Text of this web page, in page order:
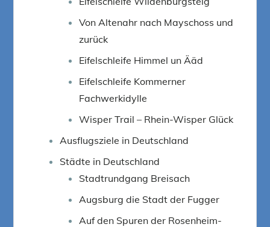
Von Altenahr nach Mayschoss und
zurück
Eifelschleife Himmel un Ääd
Eifelschleife Kommerner
Fachwerkidylle
Wisper Trail – Rhein-Wisper Glück
Ausflugsziele in Deutschland
Städte in Deutschland
Stadtrundgang Breisach
Augsburg die Stadt der Fugger
Auf den Spuren der Rosenheim-